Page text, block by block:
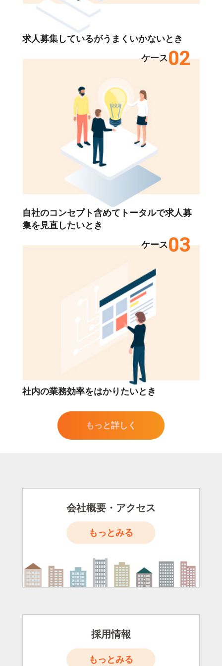
求人募集しているがうまくいかないとき
自社のコンセプト含めてトータルで求人募
集を見直したいとき
ケース02
社内の業務効率をはかりたいとき
ケース03
もっと詳しく
会社概要・アクセス
もっとみる
採用情報
もっとみる